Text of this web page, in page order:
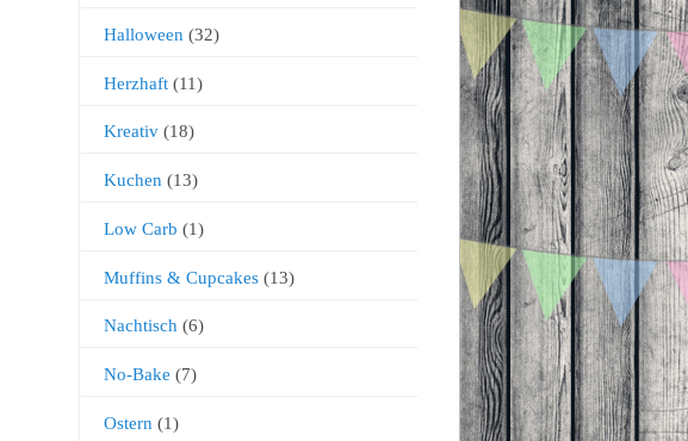
Halloween (32)
Herzhaft(11)
Kreativ(18)
Kuchen (13)
Low Carb (1)
Muffins & Cupcakes(13)
Nachtisch(6)
No-Bake (7)
Ostern (1)